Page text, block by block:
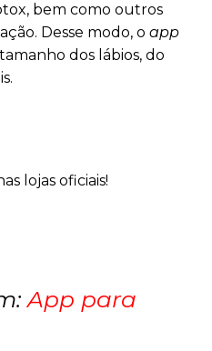
bem como outros
Desse modo, o app
dos lábios, do
lojas oficiais!
App para